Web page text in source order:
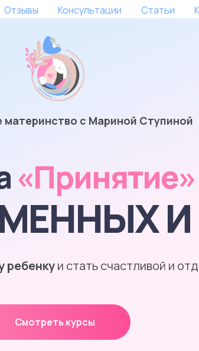
Отзывы Консультации Статьи
материнство с Мариной Ступиной
«Принятие»
ребенкуи стать счастливой и
Смотреть курсы